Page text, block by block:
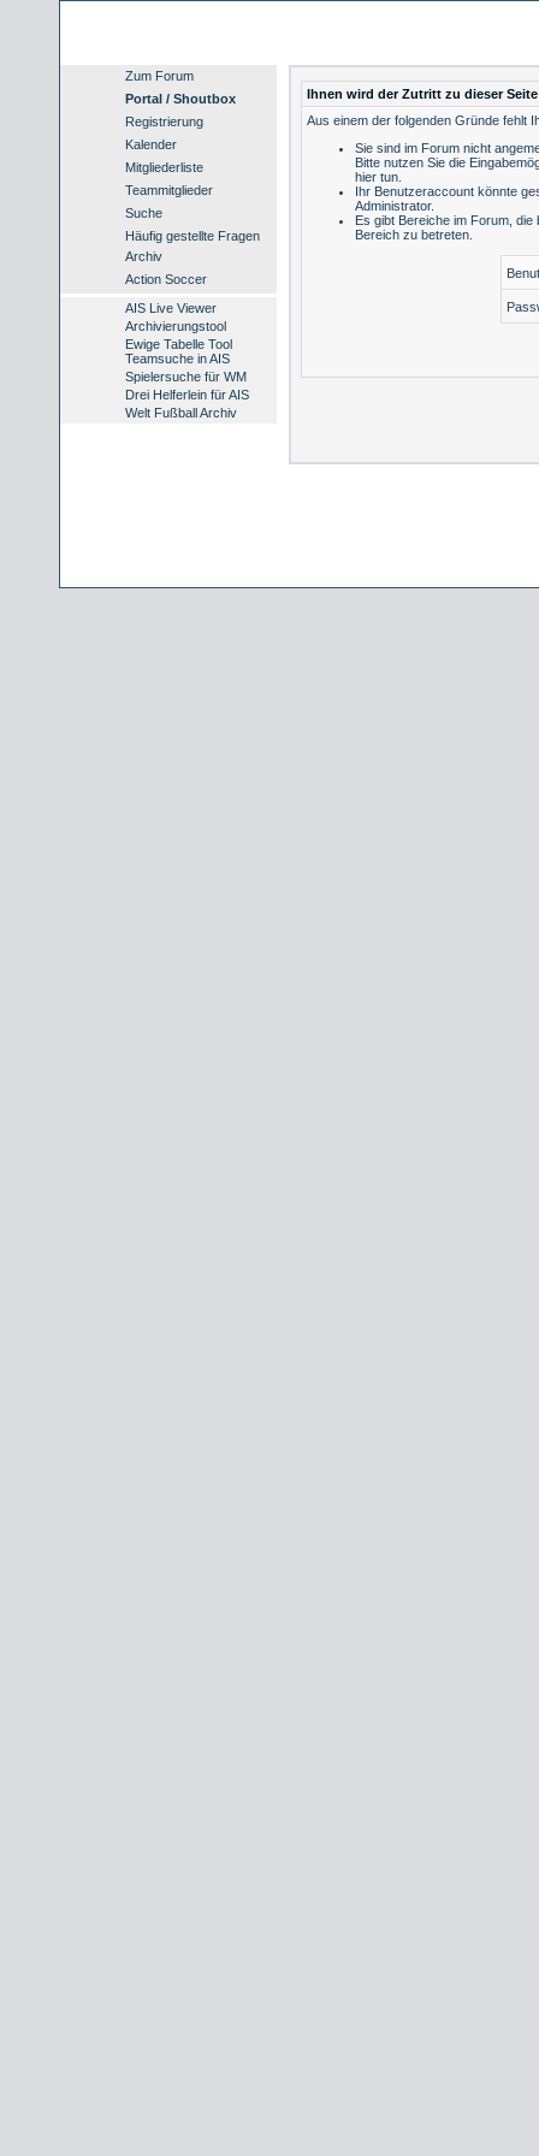
Zum Forum
Portal / Shoutbox
Registrierung
Kalender
Mitgliederliste
Teammitglieder
Suche
Häufig gestellte Fragen
Archiv
Action Soccer
AIS Live Viewer
Archivierungstool
Ewige Tabelle Tool
Teamsuche in AIS
Spielersuche für WM
Drei Helferlein für AIS
Welt Fußball Archiv
Ihnen wird der Zutritt zu dieser
Aus einem der folgenden Gründe fehlt
Sie sind im Forum nicht
Bitte nutzen Sie die
hier tun
Ihr Benutzeraccount könnte
Administrator.
Es gibt Bereiche im Forum,
Bereich zu betreten.